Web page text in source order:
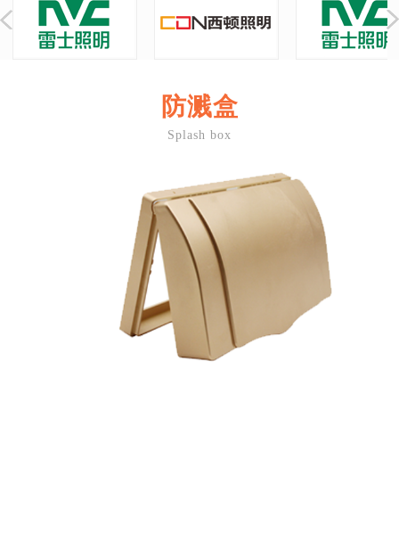
防溅盒
Splash box